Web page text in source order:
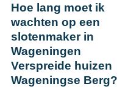
Hoe lang moet ik
wachten op een
slotenmaker in
Wageningen
Verspreide huizen
Wageningse Berg?